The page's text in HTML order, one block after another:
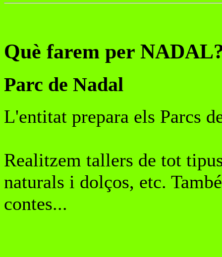
Què farem per
Parc de Nadal
L'entitat prepara els Parcs
Realitzem tallers de tot
naturals i dolços, etc.
contes...